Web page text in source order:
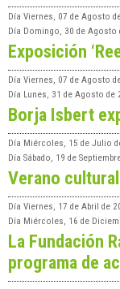
Día Viernes, 07 de Agosto
Día Domingo, 30 de Agosto
Exposición
Día Viernes, 07 de Agosto
Día Lunes, 31 de Agosto de
Borja Isbert
Día Miércoles, 15 de Julio
Día Sábado, 19 de
Verano
Día Viernes, 17 de Abril de
Día Miércoles, 16 de
La Fundación
programa de